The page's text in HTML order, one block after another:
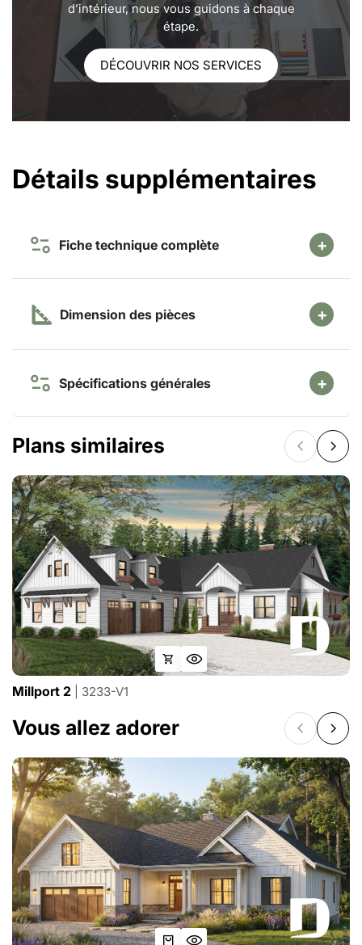
d’intérieur, nous vous guidons à chaque
étape.
DÉCOUVRIR NOS SERVICES
Détails supplémentaires
Fiche technique complète
Dimension des pièces
Spécifications générales
Plans similaires
Millport 2 | 3233-V1
Vous allez adorer